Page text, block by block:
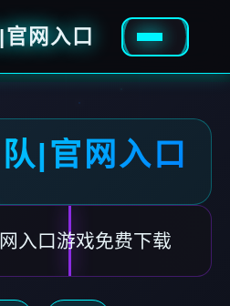
网入口
|官网入口
入口游戏免费下载